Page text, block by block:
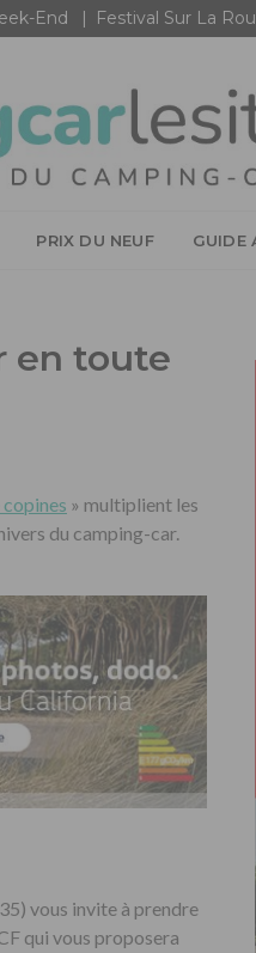
End Festival Sur La
PRIX DU NEUF GUIDE
en toute
» multiplient les
du camping-car.
vous invite à prendre
qui vous proposera